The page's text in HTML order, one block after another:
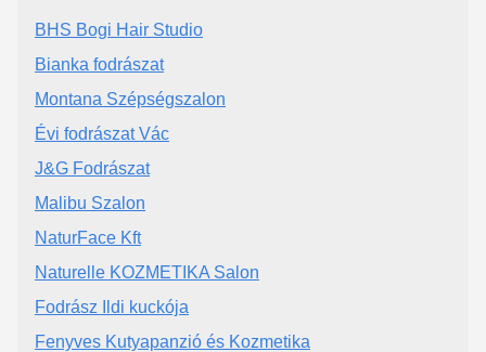
BHS Bogi Hair Studio
Bianka fodrászat
Montana Szépségszalon
Évi fodrászat Vác
J&G Fodrászat
Malibu Szalon
NaturFace Kft
Naturelle KOZMETIKA Salon
Fodrász Ildi kuckója
Fenyves Kutyapanzió és Kozmetika